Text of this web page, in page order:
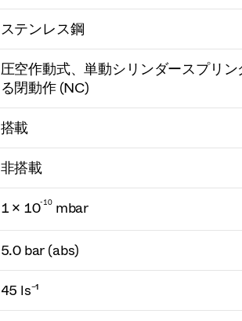
ステンレス鋼
圧空作動式、単動シリンダースプリン
る閉動作 (NC)
搭載
非搭載
1 × 10-10mbar
5.0 bar (abs)
45 ls⁻¹